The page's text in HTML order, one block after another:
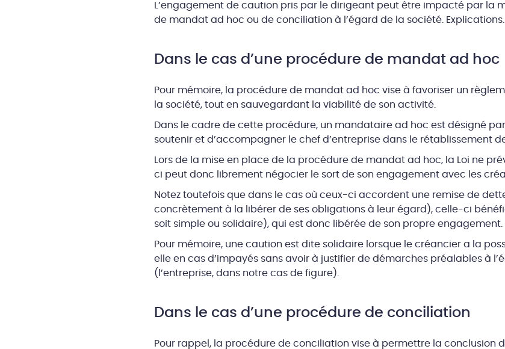
L’engagement de caution pris par le dirigeant peut être impacté par la
de mandat ad hoc ou de conciliation à l’égard de la société. Explications…
Dans le cas d’une procédure de mandat ad hoc
Pour mémoire, la procédure de mandat ad hoc vise à favoriser un
la société, tout en sauvegardant la viabilité de son activité.
Dans le cadre de cette procédure, un mandataire ad hoc est désigné
soutenir et d’accompagner le chef d’entreprise dans le rétablissement
Lors de la mise en place de la procédure de mandat ad hoc, la Loi ne
ci peut donc librement négocier le sort de son engagement avec les
Notez toutefois que dans le cas où ceux-ci accordent une remise de
concrètement à la libérer de ses obligations à leur égard), celle-ci
soit simple ou solidaire), qui est donc libérée de son propre engagement.
Pour mémoire, une caution est dite solidaire lorsque le créancier a la
elle en cas d’impayés sans avoir à justifier de démarches préalables à
(l’entreprise, dans notre cas de figure).
Dans le cas d’une procédure de conciliation
Pour rappel, la procédure de conciliation vise à permettre la conclusion